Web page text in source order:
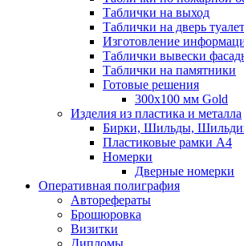
Таблички на выход
Таблички на дверь
Изготовление
Таблички вывески
Таблички на памятники
Готовые решения
300x100 мм Gold
Изделия из пластика и металла
Бирки, Шильды,
Пластиковые рамки А4
Номерки
Дверные номерки
Оперативная полиграфия
Авторефераты
Брошюровка
Визитки
Дипломы